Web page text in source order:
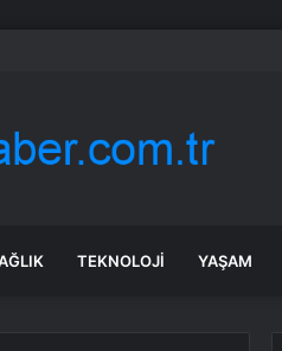
TEKNOLOJI YAŞAM